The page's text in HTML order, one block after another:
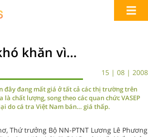
khăn vì…
15 | 08 | 2008
đây đang mất giá ở tất cả các thị trường trên
chất lượng, song theo các quan chức VASEP
do cá tra Việt Nam bán… giá thấp.
Thứ trưởng Bộ NN-PTNT Lương Lê Phương